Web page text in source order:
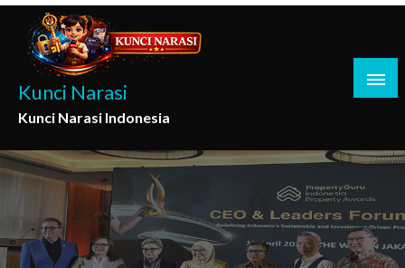
Skip
content
Kunci Narasi
Kunci Narasi Indonesia